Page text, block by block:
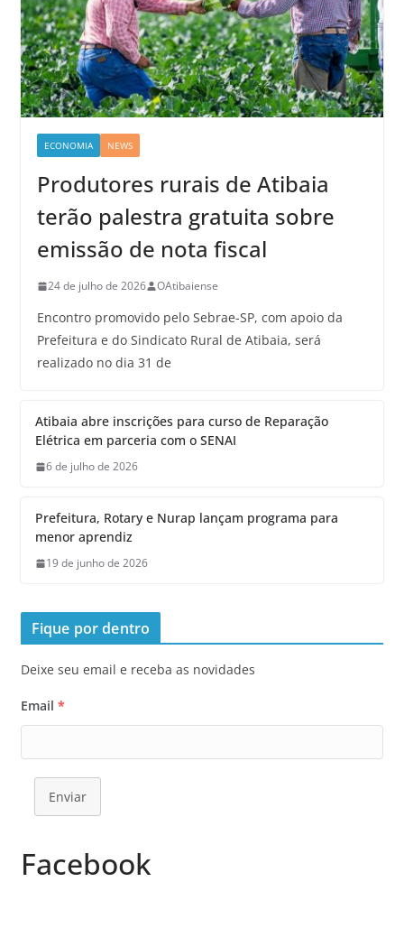
ECONOMIA NEWS
Produtores rurais de Atibaia
terão palestra gratuita sobre
emissão de nota fiscal
24 de julho de 2026 OAtibaiense
Encontro promovido pelo Sebrae-SP, com apoio da
Prefeitura e do Sindicato Rural de Atibaia, será
realizado no dia 31 de
Atibaia abre inscrições para curso de Reparação
Elétrica em parceria com o SENAI
6 de julho de 2026
Prefeitura, Rotary e Nurap lançam programa para
menor aprendiz
19 de junho de 2026
Fique por dentro
Deixe seu email e receba as novidades
Email *
Enviar
Facebook